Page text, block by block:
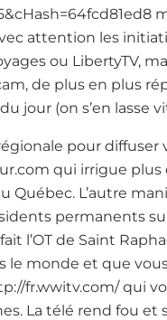
attention les
ou LibertyTV,
de plus en plus
jour (on s’en lasse
pour diffuser
qui irrigue
L’autre
permanents
l’OT de Saint
le monde et que
fr.wwitv.com/ qui
La télé rend fou et